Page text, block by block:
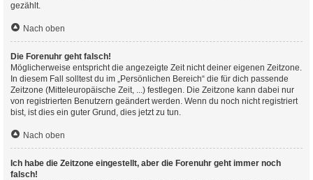
gezählt.
Nach oben
Die Forenuhr geht falsch!
Möglicherweise entspricht die angezeigte Zeit nicht deiner eigenen Zeitzone.
In diesem Fall solltest du im „Persönlichen Bereich“ die für dich passende
Zeitzone (Mitteleuropäische Zeit, ...) festlegen. Die Zeitzone kann dabei nur
von registrierten Benutzern geändert werden. Wenn du noch nicht registriert
bist, ist dies ein guter Grund, dies jetzt zu tun.
Nach oben
Ich habe die Zeitzone eingestellt, aber die Forenuhr geht immer noch
falsch!